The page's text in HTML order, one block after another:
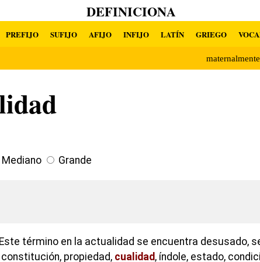
DEFINICIONA
PREFIJO SUFIJO AFIJO INFIJO LATÍN GRIEGO
Mediano Grande
término en la actualidad se encuentra desusado,
propiedad, cualidad , índole, estado,